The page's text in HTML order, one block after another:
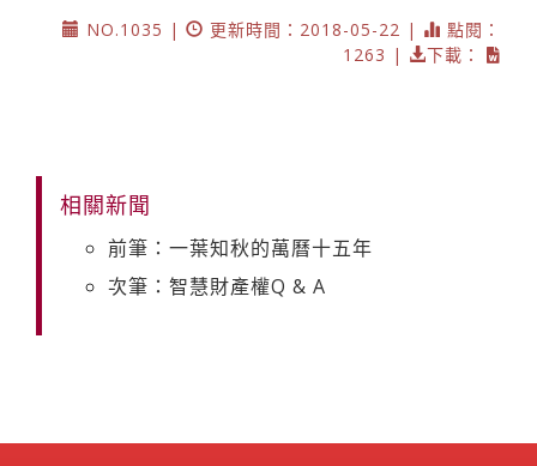
NO.1035 |
更新時間：2018-05-22 |
點閱：
1263 |
下載：
相關新聞
前筆：一葉知秋的萬曆十五年
次筆：智慧財產權Q & A